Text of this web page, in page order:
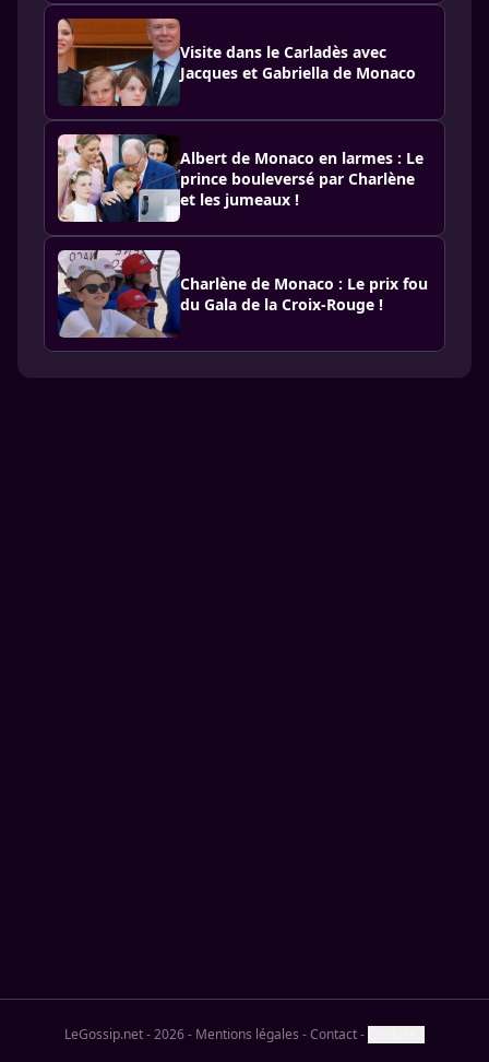
Visite dans le Carladès avec
Jacques et Gabriella de Monaco
Albert de Monaco en larmes : Le
prince bouleversé par Charlène
et les jumeaux !
Charlène de Monaco : Le prix fou
du Gala de la Croix-Rouge !
LeGossip.net - 2026- Mentions légales -Contact-